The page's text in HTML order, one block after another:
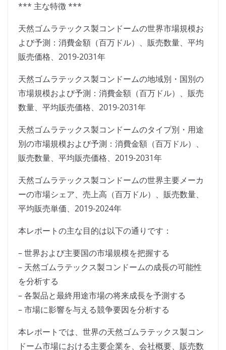
*** 主な特徴 ***
天然ゴムラテックス製コンドームの世界市場規模お
よび予測：消費金額（百万ドル）、販売数量、平均
販売価格、2019-2031年
天然ゴムラテックス製コンドームの地域別・国別の
市場規模および予測：消費金額（百万ドル）、販売
数量、平均販売価格、2019-2031年
天然ゴムラテックス製コンドームのタイプ別・用途
別の市場規模および予測：消費金額（百万ドル）、
販売数量、平均販売価格、2019-2031年
天然ゴムラテックス製コンドームの世界主要メーカ
ーの市場シェア、売上高（百万ドル）、販売数量、
平均販売単価、2019-2024年
本レポートの主な目的は以下の通りです：
– 世界および主要国の市場規模を把握する
– 天然ゴムラテックス製コンドームの成長の可能性
を分析する
– 各製品と最終用途市場の将来成長を予測する
– 市場に影響を与える競争要因を分析する
本レポートでは、世界の天然ゴムラテックス製コン
ドーム市場における主要企業を、会社概要、販売数